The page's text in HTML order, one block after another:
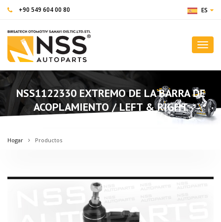
+90 549 604 00 80 ES
NSS1122330 EXTREMO DE LA BARRA DE
ACOPLAMIENTO / LEFT & RIGHT
Hogar Productos